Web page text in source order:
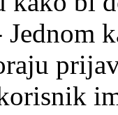
Jednom